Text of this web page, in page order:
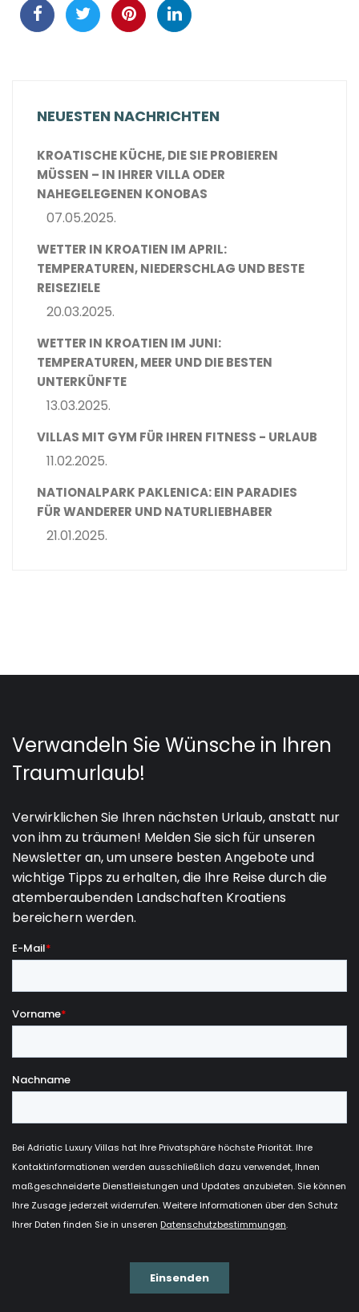
NEUESTEN NACHRICHTEN
KROATISCHE KÜCHE, DIE SIE PROBIEREN
MÜSSEN – IN IHRER VILLA ODER
NAHEGELEGENEN KONOBAS
07.05.2025.
WETTER IN KROATIEN IM APRIL:
TEMPERATUREN, NIEDERSCHLAG UND BESTE
REISEZIELE
20.03.2025.
WETTER IN KROATIEN IM JUNI:
TEMPERATUREN, MEER UND DIE BESTEN
UNTERKÜNFTE
13.03.2025.
VILLAS MIT GYM FÜR IHREN FITNESS - URLAUB
11.02.2025.
NATIONALPARK PAKLENICA: EIN PARADIES
FÜR WANDERER UND NATURLIEBHABER
21.01.2025.